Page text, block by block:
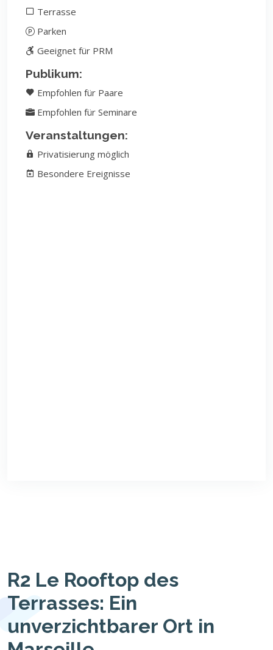
Terrasse
Parken
Geeignet für PRM
Publikum:
Empfohlen für Paare
Empfohlen für Seminare
Veranstaltungen:
Privatisierung möglich
Besondere Ereignisse
R2 Le Rooftop des
Terrasses: Ein
unverzichtbarer Ort in